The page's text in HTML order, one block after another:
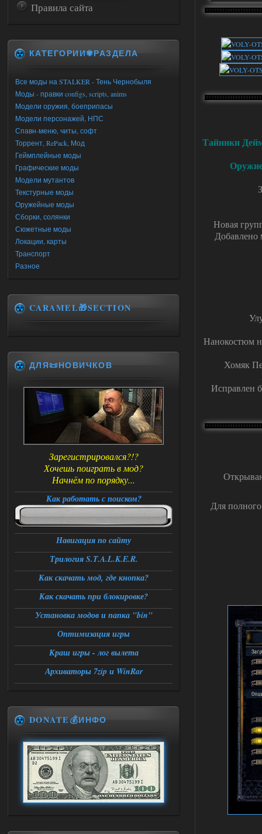
Тайники
Новая
Добавлено
Нанокостюм
Хомяк
Исправлен
Для
Правила сайта
КАТЕГОРИИ✾РАЗДЕЛА
Все моды на STALKER - Тень Чернобыля
Моды - правки configs, scripts, anims
Модели оружия, боеприпасы
Модели персонажей, НПС
Спавн-меню, читы, софт
Торрент, RePack, Мод
Геймплейные моды
Графические моды
Модели мутантов
Текстурные моды
Оружейные моды
Сборки, солянки
Сюжетные моды
Локации, карты
Транспорт
Разное
CARAMEL🎁SECTION
ДЛЯ📜НОВИЧКОВ
Зарегистрировался?!?
Хочешь поиграть в мод?
Начнём по порядку...
Как работать с поиском?
Навигация по сайту
Трилогия S.T.A.L.K.E.R.
Как скачать мод, где кнопка?
Как скачать при блокировке?
Установка модов и папка "bin"
Оптимизация игры
Краш игры - лог вылета
Архиваторы 7zip и WinRar
DONATE💰ИНФО